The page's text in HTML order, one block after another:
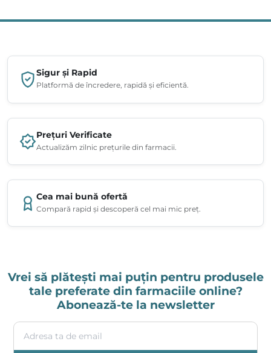
Sigur și Rapid
Platformă de încredere, rapidă și eficientă.
Prețuri Verificate
Actualizăm zilnic prețurile din farmacii.
Cea mai bună ofertă
Compară rapid și descoperă cel mai mic preț.
Vrei să plătești mai puțin pentru produsele
tale preferate din farmaciile online?
Abonează-te la newsletter
Adresa ta de email